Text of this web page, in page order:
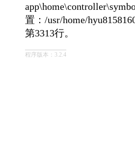
置：/usr/home/
第3313行。
程序版本：3.2.4